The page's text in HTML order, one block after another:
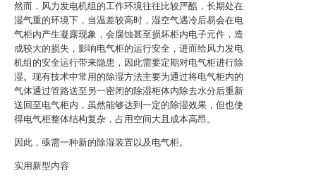
然而，风力发电机组的工作环境往往比较严酷，长期处在
湿气重的环境下，当温差较高时，湿空气遇冷后易会在电
气柜内产生凝露现象，会腐蚀甚至损坏柜内电子元件，造
成较大的损失，影响电气柜的运行安全，进而给风力发电
机组的安全运行带来隐患，因此需要定期对电气柜进行除
湿。现有技术中常用的除湿方法主要为通过将电气柜内的
气体通过管路送至另一密闭的除湿柜体内除去水分后重新
送回至电气柜内，虽然能够达到一定的除湿效果，但也使
得电气柜整体结构复杂，占用空间大且成本高昂。
因此，亟需一种新的除湿装置以及电气柜。
实用新型内容